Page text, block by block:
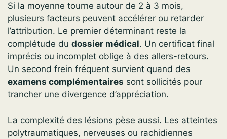
Si la moyenne tourne autour de 2 à 3 mois,
plusieurs facteurs peuvent accélérer ou retarder
l’attribution. Le premier déterminant reste la
complétude du dossier médical. Un certificat final
imprécis ou incomplet oblige à des allers-retours.
Un second frein fréquent survient quand des
examens complémentaires sont sollicités pour
trancher une divergence d’appréciation.
La complexité des lésions pèse aussi. Les atteintes
polytraumatiques, nerveuses ou rachidiennes